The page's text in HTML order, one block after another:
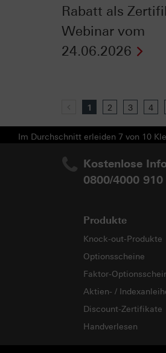
Rabatt als
Webinar vom
24.06.2026
Previous
1 2 3 4
Im Durchschnitt erleiden 7 von 10
Kostenlose
0800/4000 910
Produkte
Knock-out-Produkte
Optionsscheine
Faktor-
Aktien- /
Discount-Zertifikate
Handverlesen